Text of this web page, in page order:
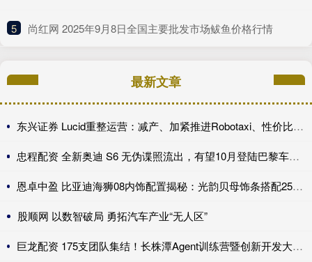
5 ​尚红网 2025年9月8日全国主要批发市场鲅鱼价格行情
最新文章
东兴证券 Lucid重整运营：减产、加紧推进Robotaxi、性价比车型继续跳票
忠程配资 全新奥迪 S6 无伪谍照流出，有望10月登陆巴黎车展完成首秀!
恩卓中盈 比亚迪海狮08内饰配置揭秘：光韵贝母饰条搭配25扬帝瓦雷音响登场
股顺网 以数智破局 勇拓汽车产业“无人区”
巨龙配资 175支团队集结！长株潭Agent训练营暨创新开发大赛第一期训练营开讲